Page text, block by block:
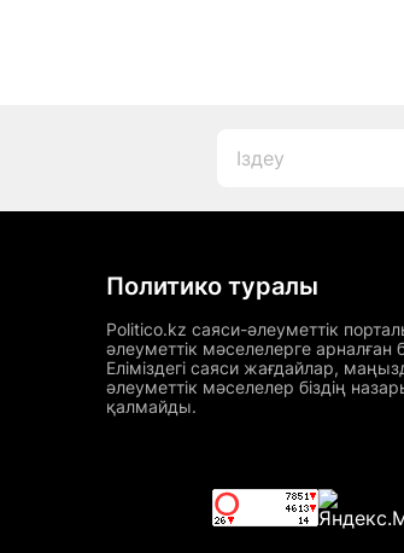
Политико туралы
Politico.kz саяси-әлеуметтік
әлеуметтік мәселелерге арналған
Еліміздегі саяси жағдайлар,
әлеуметтік мәселелер біздің
қалмайды.